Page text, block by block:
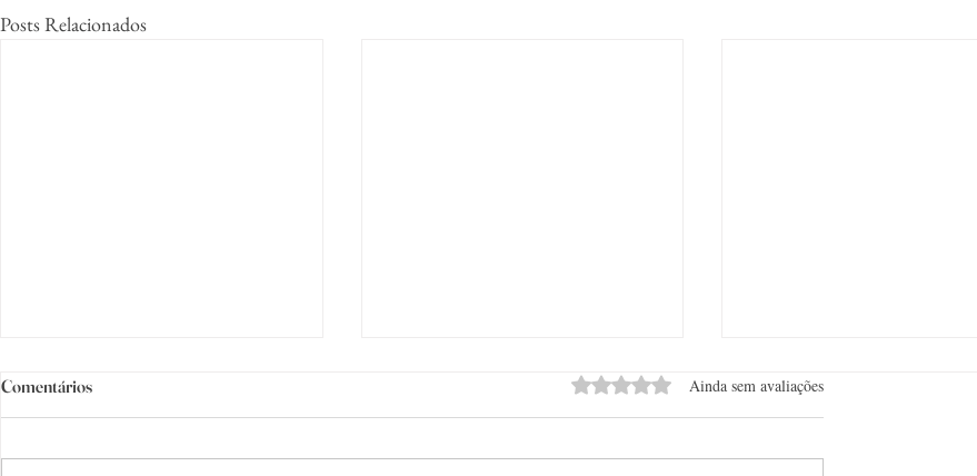
Posts Relacionados
Comentários Avaliado com 0 de 5 estrelas.
Ainda sem avaliações